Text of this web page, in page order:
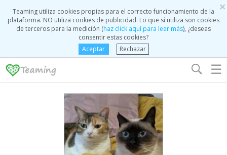
×
Teaming utiliza cookies propias para el correcto funcionamiento de la
plataforma. NO utiliza cookies de publicidad. Lo que sí utiliza son cookies
de terceros para la medición (haz click aquí para leer más), ¿deseas
consentir estas cookies?
Aceptar
Rechazar
☰